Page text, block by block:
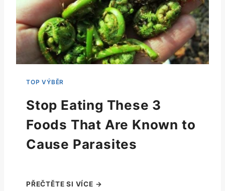
Stop Eating These 3
Foods That Are Known to
Cause Parasites